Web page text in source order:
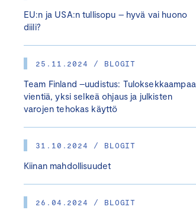
EU:n ja USA:n tullisopu – hyvä vai huono
diili?
25.11.2024 / BLOGIT
Team Finland –uudistus: Tuloksekkaampaa
vientiä, yksi selkeä ohjaus ja julkisten
varojen tehokas käyttö
31.10.2024 / BLOGIT
Kiinan mahdollisuudet
26.04.2024 / BLOGIT